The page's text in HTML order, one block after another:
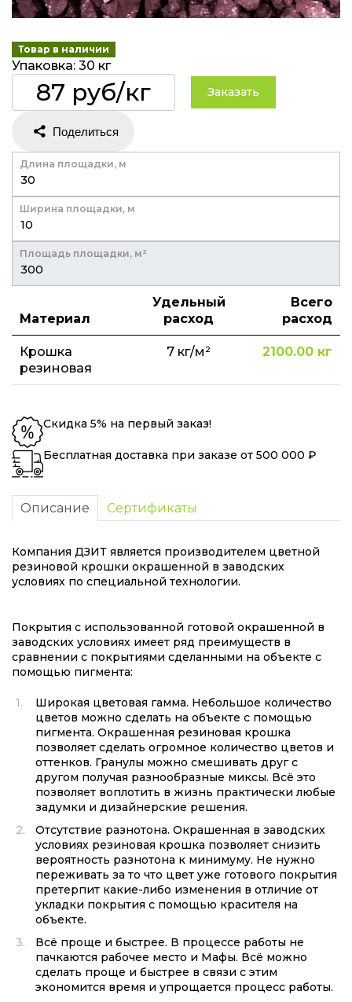
Товар в наличии
Упаковка: 30 кг
87 руб/кг Заказать
Длина площадки, м
Ширина площадки, м
Площадь площадки, м²
Материал
Удельный
расход
Всего
расход
Крошка
резиновая
7 кг/м² 2100.00 кг
Скидка 5% на первый заказ!
Бесплатная доставка при заказе от 500 000 ₽
Описание Сертификаты
Компания ДЗИТ является производителем цветной
резиновой крошки окрашенной в заводских
условиях по специальной технологии.
Покрытия с использованной готовой окрашенной в
заводских условиях имеет ряд преимуществ в
сравнении с покрытиями сделанными на объекте с
помощью пигмента:
Широкая цветовая гамма. Небольшое количество
цветов можно сделать на объекте с помощью
пигмента. Окрашенная резиновая крошка
позволяет сделать огромное количество цветов и
оттенков. Гранулы можно смешивать друг с
другом получая разнообразные миксы. Всё это
позволяет воплотить в жизнь практически любые
задумки и дизайнерские решения.
Отсутствие разнотона. Окрашенная в заводских
условиях резиновая крошка позволяет снизить
вероятность разнотона к минимуму. Не нужно
переживать за то что цвет уже готового покрытия
претерпит какие-либо изменения в отличие от
укладки покрытия с помощью красителя на
объекте.
Всё проще и быстрее. В процессе работы не
пачкаются рабочее место и Мафы. Всё можно
сделать проще и быстрее в связи с этим
экономится время и упрощается процесс работы.